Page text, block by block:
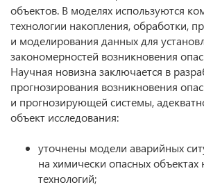
объектов. В моделях используются
технологии накопления, обработки,
и моделирования данных для
закономерностей возникновения
Научная новизна заключается в
прогнозирования возникновения
и прогнозирующей системы,
объект исследования:
уточнены модели аварийных
на химически опасных
технологий;